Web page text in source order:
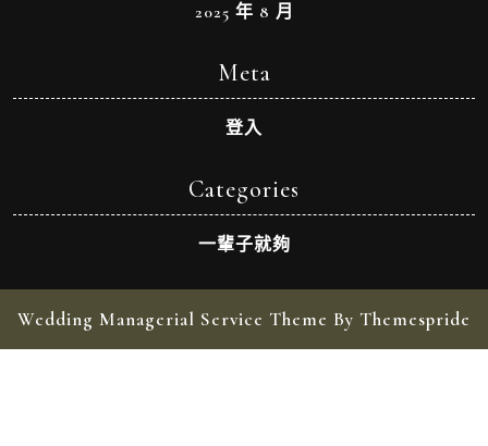
2025 年 8 月
Meta
登入
Categories
一輩子就夠
Wedding Managerial Service Theme By Themespride